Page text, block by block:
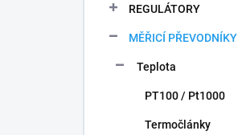
REGULÁTORY
MĚŘICÍ PŘEVODNÍKY
Teplota
PT100 / Pt1000
Termočlánky